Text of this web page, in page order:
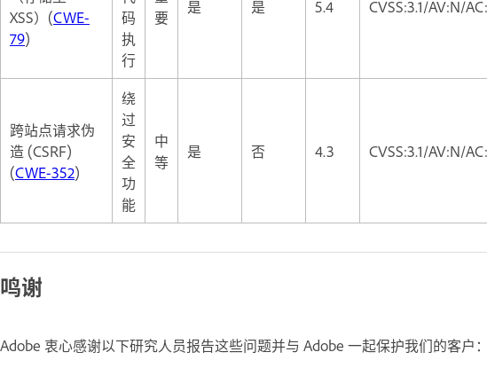
XSS）(CWE-
79)
码
执
行
要
是 是 5.4 CVSS:3.1/AV:N/
跨站点请求伪
造 (CSRF)
(CWE-352)
绕
过
安
全
功
能
中
等
是 否 4.3 CVSS:3.1/AV:N/
鸣谢
Adobe 衷心感谢以下研究人员报告这些问题并与 Adobe 一起保护我们的客户：